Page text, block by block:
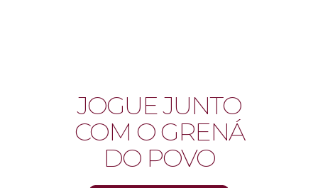
JOGUE JUNTO
COM O GRENÁ
DO POVO